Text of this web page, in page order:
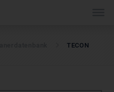
TECON